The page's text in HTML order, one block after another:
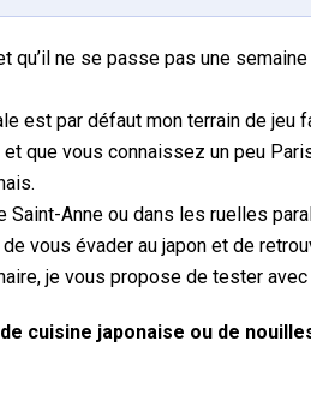
qu’il ne se passe pas une
est par défaut mon terrain de jeu
que vous connaissez un peu
Saint-Anne ou dans les ruelles
vous évader au japon et de
je vous propose de tester
cuisine japonaise ou de